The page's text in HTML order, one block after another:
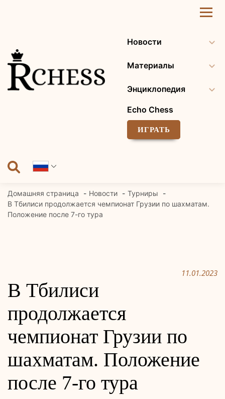
Новости
Материалы
Энциклопедия
Echo Chess
ИГРАТЬ
Домашняя страница Новости
Турниры
В Тбилиси продолжается чемпионат Грузии по шахматам.
Положение после 7-го тура
11.01.2023
В Тбилиси
продолжается
чемпионат Грузии по
шахматам. Положение
после 7-го тура